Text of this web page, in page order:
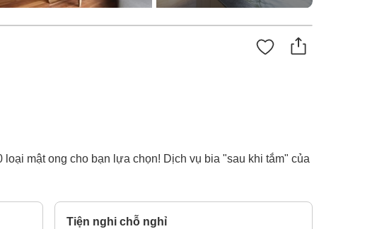
mật ong cho bạn lựa chọn! Dịch vụ bia "sau khi tắm" của
Tiện nghi chỗ nghỉ